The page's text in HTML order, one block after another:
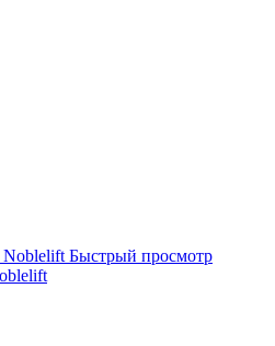
Быстрый просмотр